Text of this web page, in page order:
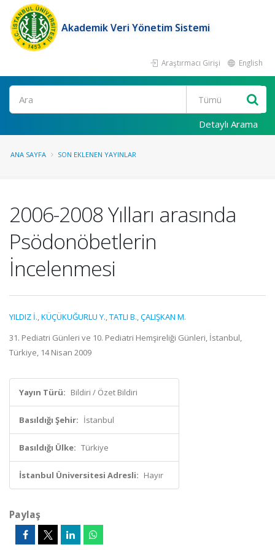
Akademik Veri Yönetim Sistemi
Araştırmacı Girişi English
Ara
Detaylı Arama
ANA SAYFA SON EKLENEN YAYINLAR
2006-2008 Yılları arasında
Psödonöbetlerin
İncelenmesi
YILDIZ İ.,KÜÇÜKUĞURLU Y.,TATLI B.,ÇALIŞKAN M.
31. Pediatri Günleri ve 10. Pediatri Hemşireliği Günleri, İstanbul,
Türkiye, 14 Nisan 2009
Yayın Türü: Bildiri / Özet Bildiri
Basıldığı Şehir: İstanbul
Basıldığı Ülke: Türkiye
İstanbul Üniversitesi Adresli: Hayır
Paylaş